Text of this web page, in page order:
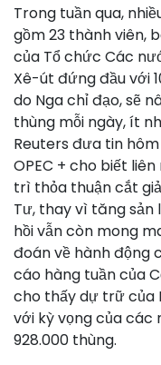
Trong tuần qua,
gồm 23 thành viên,
của Tổ chức Các
Xê-út đứng đầu với
do Nga chỉ đạo, sẽ
thùng mỗi ngày, ít
Reuters đưa tin
OPEC + cho biết
trì thỏa thuận cắt
Tư, thay vì tăng sản
hồi vẫn còn mong
đoán về hành động
cáo hàng tuần của
cho thấy dự trữ của
với kỳ vọng của
928.000 thùng.